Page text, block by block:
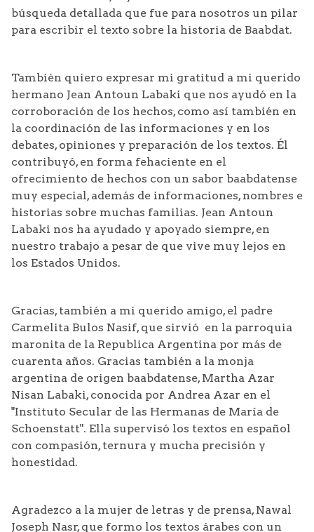
búsqueda detallada que fue para nosotros un pilar
para escribir el texto sobre la historia de Baabdat.
También quiero expresar mi gratitud a mi querido
hermano Jean Antoun Labaki que nos ayudó en la
corroboración de los hechos, como así también en
la coordinación de las informaciones y en los
debates, opiniones y preparación de los textos. Él
contribuyó, en forma fehaciente en el
ofrecimiento de hechos con un sabor baabdatense
muy especial, además de informaciones, nombres e
historias sobre muchas familias. Jean Antoun
Labaki nos ha ayudado y apoyado siempre, en
nuestro trabajo a pesar de que vive muy lejos en
los Estados Unidos.
Gracias, también a mi querido amigo, el padre
Carmelita Bulos Nasif, que sirvió en la parroquia
maronita de la Republica Argentina por más de
cuarenta años. Gracias también a la monja
argentina de origen baabdatense, Martha Azar
Nisan Labaki, conocida por Andrea Azar en el
"Instituto Secular de las Hermanas de María de
Schoenstatt". Ella supervisó los textos en español
con compasión, ternura y mucha precisión y
honestidad.
Agradezco a la mujer de letras y de prensa, Nawal
Joseph Nasr, que formo los textos árabes con un